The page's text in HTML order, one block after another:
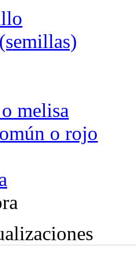
melisa
o rojo